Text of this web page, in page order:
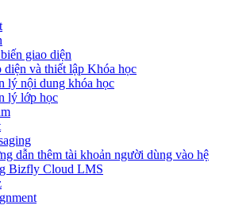
giao diện
diện và thiết lập Khóa học
lý nội dung khóa học
lý lớp học
dẫn thêm tài khoản người dùng vào hệ
Bizfly Cloud LMS